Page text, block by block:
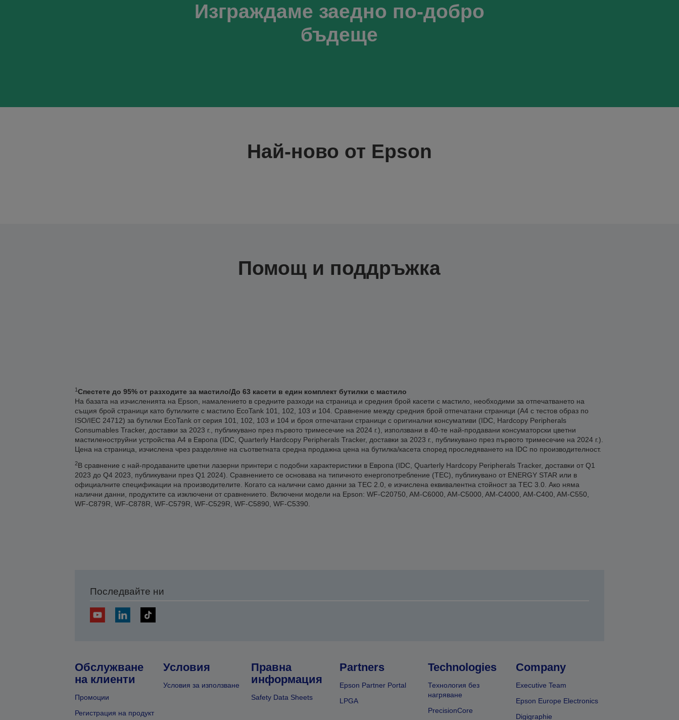
Изграждаме заедно по-добро
бъдеще
Най-ново от Epson
Помощ и поддръжка
1Спестете до 95% от разходите за мастило/До 63 касети в един комплект бутилки с мастило
На базата на изчисленията на Epson, намалението в средните разходи на страница и средния брой касети с мастило, необходими за отпечатването на
същия брой страници като бутилките с мастило EcoTank 101, 102, 103 и 104. Сравнение между средния брой отпечатани страници (A4 с тестов образ по
ISO/IEC 24712) за бутилки EcoTank от серия 101, 102, 103 и 104 и броя отпечатани страници с оригинални консумативи (IDC, Hardcopy Peripherals
Consumables Tracker, доставки за 2023 г., публикувано през първото тримесечие на 2024 г.), използвани в 40-те най-продавани консуматорски цветни
мастиленоструйни устройства А4 в Европа (IDC, Quarterly Hardcopy Peripherals Tracker, доставки за 2023 г., публикувано през първото тримесечие на 2024 г.).
Цена на страница, изчислена чрез разделяне на съответната средна продажна цена на бутилка/касета според проследяването на IDC по производителност.
2В сравнение с най-продаваните цветни лазерни принтери с подобни характеристики в Европа (IDC, Quarterly Hardcopy Peripherals Tracker, доставки от Q1
2023 до Q4 2023, публикувани през Q1 2024). Сравнението се основава на типичното енергопотребление (TEC), публикувано от ENERGY STAR или в
официалните спецификации на производителите. Когато са налични само данни за TEC 2.0, е изчислена еквивалентна стойност за TEC 3.0. Ако няма
налични данни, продуктите са изключени от сравнението. Включени модели на Epson: WF-C20750, AM-C6000, AM-C5000, AM-C4000, AM-C400, AM-C550,
WF-C879R, WF-C878R, WF-C579R, WF-C529R, WF-C5890, WF-C5390.
Последвайте ни
Обслужване
на клиенти
Промоции
Регистрация на продукт
Условия
Условия за използване
Правна
информация
Safety Data Sheets
Partners
Epson Partner Portal
LPGA
Technologies
Технология без
нагряване
PrecisionCore
Company
Executive Team
Epson Europe Electronics
Digigraphie